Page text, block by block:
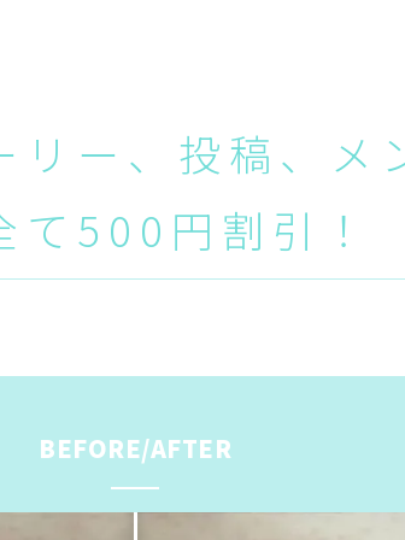
リー、投稿、メ
500円割引！
BEFORE/AFTER